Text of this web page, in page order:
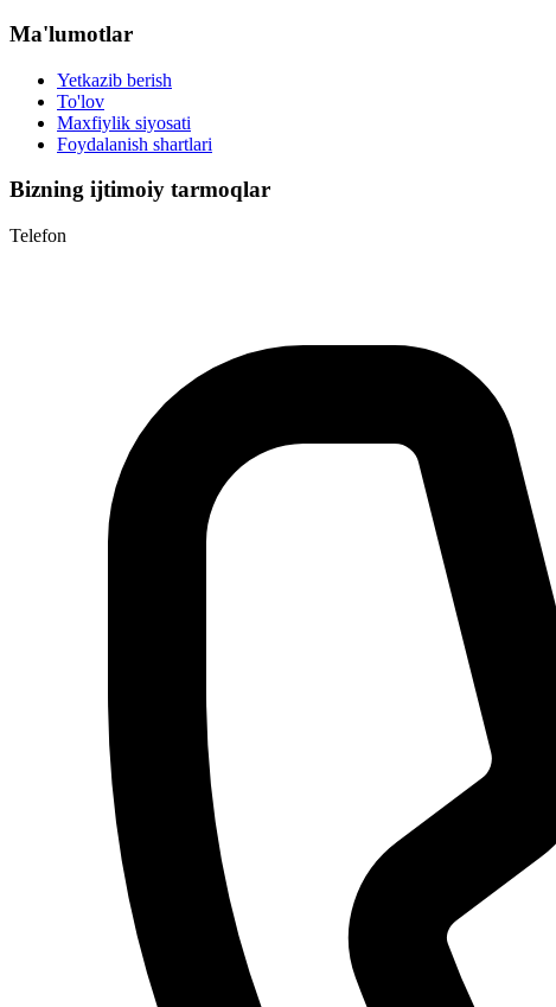
Ma'lumotlar
Yetkazib berish
To'lov
Maxfiylik siyosati
Foydalanish shartlari
Bizning ijtimoiy tarmoqlar
Telefon